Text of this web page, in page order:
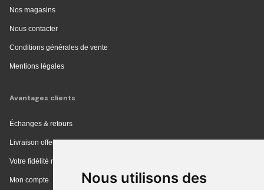
Nous utilisons des
Nos magasins
Nous contacter
Conditions générales de vente
Mentions légales
Avantages clients
Échanges & retours
Livraison offerte en magasin
Votre fidélité récompensée
Mon compte